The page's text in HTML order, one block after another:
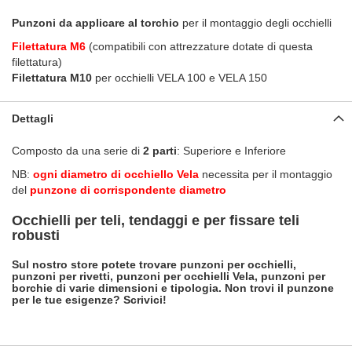
Punzoni da applicare al torchio per il montaggio degli occhielli
Filettatura M6 (compatibili con attrezzature dotate di questa
filettatura)
Filettatura M10 per occhielli VELA 100 e VELA 150
Dettagli
Composto da una serie di 2 parti: Superiore e Inferiore
NB: ogni diametro di occhiello Vela necessita per il montaggio
del punzone di corrispondente diametro
Occhielli per teli, tendaggi e per fissare teli
robusti
Sul nostro store potete trovare punzoni per occhielli,
punzoni per rivetti, punzoni per occhielli Vela, punzoni per
borchie di varie dimensioni e tipologia. Non trovi il punzone
per le tue esigenze? Scrivici!